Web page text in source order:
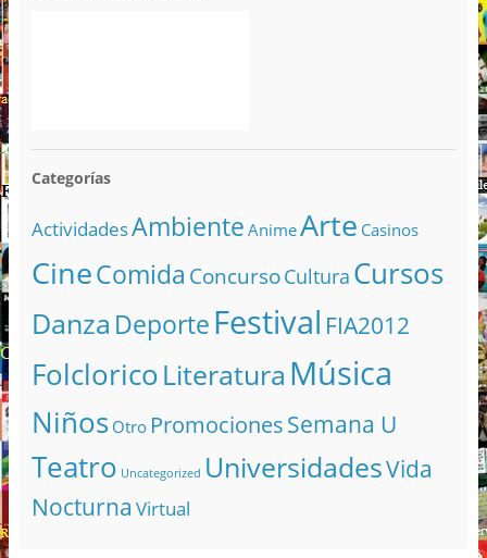
Categorías
ActividadesAmbiente AnimeArte Casinos
CineComida ConcursoCultura Cursos
Danza DeporteFestival FIA2012
FolcloricoLiteratura Música
Niños Otro PromocionesSemana U
Teatro Uncategorized UniversidadesVida
Nocturna Virtual